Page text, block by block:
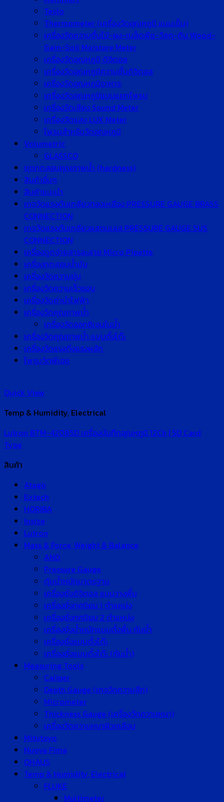
Testo
Thermometer (เครื่องวัดอุณหภูมิ แบบเข็ม)
เครื่องวัดความชื้นไม้-ผง-เมล็ดพืช-วัสดุ-ดิน Wood-
Gain-Soil Moisture Meter
เครื่องวัดอุณหภูมิ ดิจิตอล
เครื่องวัดอุณหภูมิความชื้นดิจิตอล
เครื่องวัดอุณหภูมิอาหาร
เครื่องวัดอุณหภูมิแบบแยกโพรบ
เครื่องวัดเสียง Sound Meter
เครื่องวัดแสง LUX Meter
โพรบสำหรับวัดอุณหภูมิ
Volumetric
GLASSCO
ชุดทดสอบคุณภาพน้ำ (hardness)
สินค้าอื่นๆ
สินค้าแนะนำ
เกจวัดแรงดันเกลียวทองเหลือง PRESSURE GAUGE BRASS
CONNECTION
เกจวัดแรงดันเกลียวแสตนเลส PRESSURE GAUGE SUS
CONNECTION
เครื่องดูดจ่ายสารละลาย Micro Pipette
เครื่องทดสอบน้ำมัน
เครื่องวัดความขุ่น
เครื่องวัดความเร็วรอบ
เครื่องวัดค่านำไฟฟ้า
เครื่องวัดคุณภาพน้ำ
เครื่องวัดออกซิเจนในน้ำ
เครื่องวัดคุณภาพน้ำ แบบตั้งโต๊ะ
เครื่องวัดแรงดึงแรงผลัก
โพรบวัดพีเอช
Quick View
Temp & Humidity, Electrical
Lutron BTM-4208SD เครื่องบันทึกอุณหภูมิ 12Ch | SD Card
Type
สินค้า
Atago
Extech
HORIBA
Insize
Lutron
Mass & Force, Weight & Balance
AND
Pressure Gauge
ตุ้มน้ำหนักมาตรฐาน
เครื่องชั่งดิจิตอล แบบวางพื้น
เครื่องชั่งทศนิยม 1 ตำแหน่ง
เครื่องชั่งทศนิยม 2 ตำแหน่ง
เครื่องชั่งน้ำหนักแบบตั้งพื้น กันน้ำ
เครื่องชั่งแบบตั้งโต๊ะ
เครื่องชั่งแบบตั้งโต๊ะ (กันน้ำ)
Measuring Tools
Caliper
Depth Gauge (เกจวัดความลึก)
Micrometer
Thickness Gauge (เครื่องวัดความหนา)
เครื่องวัดความหนาผิวเคลือบ
Mitutoyo
Nuova Fima
OHAUS
Temp & Humidity, Electrical
FLUKE
Multimeter